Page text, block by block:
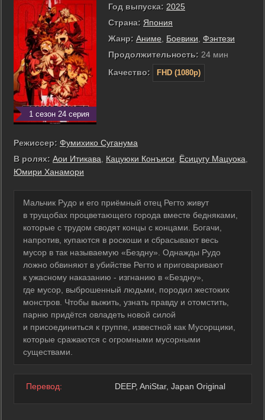
1 сезон 24 серия
Год выпуска: 2025
Страна: Япония
Жанр: Аниме Боевики Фэнтези
Продолжительность: 24 мин
Качество:
FHD (1080p)
Режиссер: Фумихико Суганума
В ролях: Аои Итикава Кацуюки Конъиси Ёсицугу Мацуока
Юмири Ханамори
Мальчик Рудо и его приёмный отец Регто живут
в трущобах процветающего города вместе бедняками,
которые с трудом сводят концы с концами. Богачи,
напротив, купаются в роскоши и сбрасывают весь
мусор в так называемую «Бездну». Однажды Рудо
ложно обвиняют в убийстве Регто и приговаривают
к ужасному наказанию - изгнанию в «Бездну»,
где мусор, выброшенный людьми, породил жестоких
монстров. Чтобы выжить, узнать правду и отомстить,
парню придётся овладеть новой силой
и присоединиться к группе, известной как Мусорщики,
которые сражаются с огромными мусорными
существами.
Перевод: DEEP, AniStar, Japan Original